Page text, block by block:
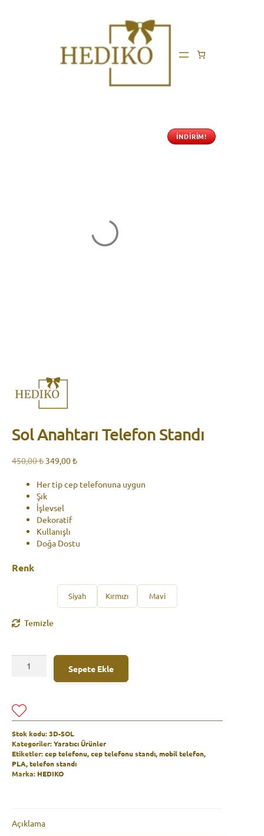
İNDIRIM!
Sol Anahtarı Telefon Standı
450,00₺ Orijinal
450,00 ₺.
349,00₺Şu
fiyat:
Her tip cep telefonuna uygun
Şık
İşlevsel
Dekoratif
Kullanışlı
Doğa Dostu
Renk
Siyah Kırmızı Mavi
Temizle
Anahtarı
adet
Sepete Ekle
t
e
r
n
a
t
Stok kodu:3D-SOL
Kategoriler:Yaratıcı Ürünler
Etiketler:cep telefonu,cep telefonu standı,mobil telefon,
PLA,telefon standı
Marka: HEDIKO
Açıklama